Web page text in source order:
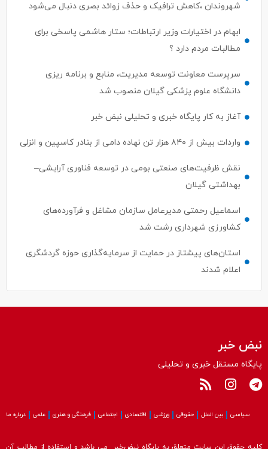
شهروندان ،کاهش ترافیک و حذف زوائد بصری دنبال می‌شود
ابهام در اختیارات وزیر ارتباطات؛ ستار هاشمی پاسخی برای
مطالبات مردم دارد ؟
سرپرست معاونت توسعه مدیریت، منابع و برنامه ریزی
دانشگاه علوم پزشکی گیلان منصوب شد
آغاز به کار پایگاه خبری و تحلیلی نبض خبر
واردات بیش از ۸۴۰ هزار تن نهاده دامی از بنادر كاسپین و انزلی
نقش ظرفیت‌های صنعتی بومی در توسعه فناوری آرایشی–
بهداشتی گیلان
اسماعیل رحمتی مدیرعامل سازمان مشاغل و فرآورده‌های
کشاورزی شهرداری رشت شد
استان‌های پیشتاز در حمایت از سرمایه‌گذاری حوزه گردشگری
اعلام شدند
نبض خبر
پایگاه مستقل خبری و تحلیلی
سیاسی بین الملل حقوقی ورزشی اقتصادی اجتماعی فرهنگی و هنری علمی درباره ما